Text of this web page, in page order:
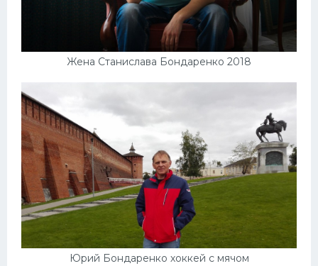
Жена Станислава Бондаренко 2018
Юрий Бондаренко хоккей с мячом